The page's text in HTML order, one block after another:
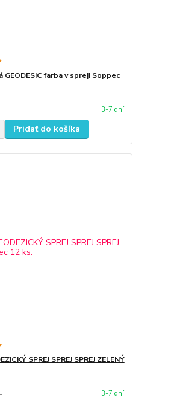
GEODESIC farba v spreji Soppec
3-7 dní
Pridať do košíka
SPREJ SPREJ SPREJ ZELENÝ
3-7 dní